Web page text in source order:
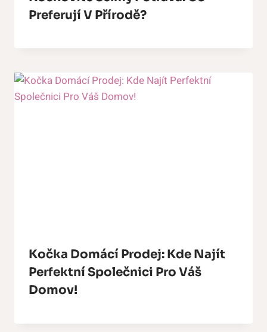
Preferují V Přírodě?
Kočka Domácí Prodej: Kde Najít
Perfektní Společnici Pro Váš
Domov!